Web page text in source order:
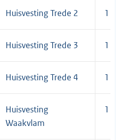
Huisvesting Trede 2 1
Huisvesting Trede 3 1
Huisvesting Trede 4 1
Huisvesting
Waakvlam
1